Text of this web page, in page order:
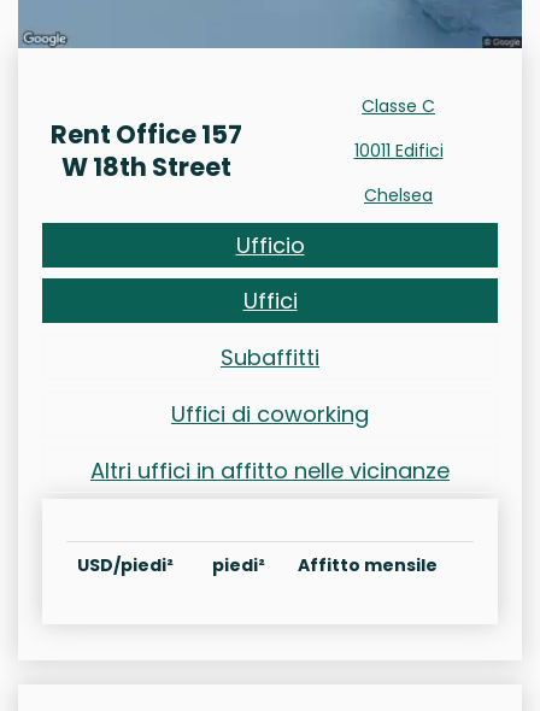
Rent Office 157
W 18th Street
Classe C
10011 Edifici
Chelsea
Ufficio
Uffici
Subaffitti
Uffici di coworking
Altri uffici in affitto nelle vicinanze
USD/piedi² piedi² Affitto mensile